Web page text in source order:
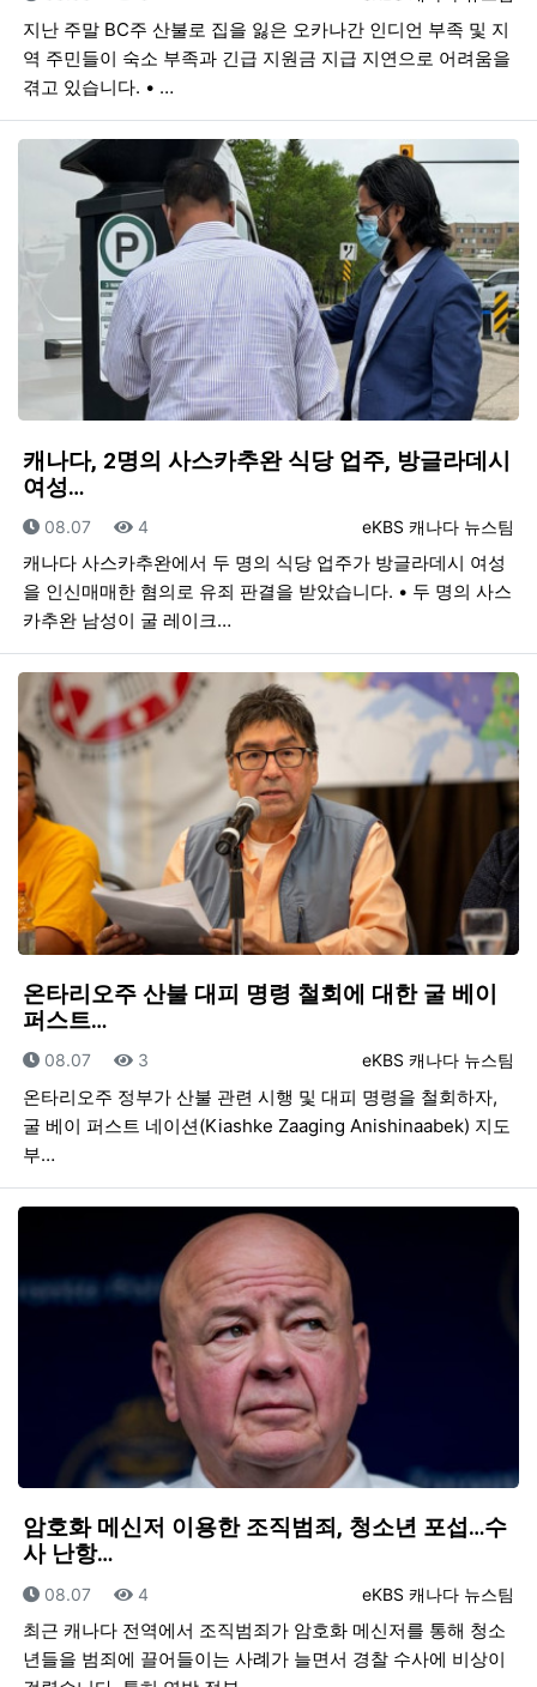
지난 주말 BC주 산불로 집을 잃은 오카나간 인디언 부족 및 지
역 주민들이 숙소 부족과 긴급 지원금 지급 지연으로 어려움을
겪고 있습니다. • …
캐나다, 2명의 사스카추완 식당 업주, 방글라데시
여성…
등록자
eKBS 캐나다 뉴스팀
등록일
08.07 조회
4
캐나다 사스카추완에서 두 명의 식당 업주가 방글라데시 여성
을 인신매매한 혐의로 유죄 판결을 받았습니다. • 두 명의 사스
카추완 남성이 굴 레이크…
온타리오주 산불 대피 명령 철회에 대한 굴 베이
퍼스트…
등록자
eKBS 캐나다 뉴스팀
등록일
08.07 조회
3
온타리오주 정부가 산불 관련 시행 및 대피 명령을 철회하자,
굴 베이 퍼스트 네이션(Kiashke Zaaging Anishinaabek) 지도
부…
암호화 메신저 이용한 조직범죄, 청소년 포섭…수
사 난항…
등록자
eKBS 캐나다 뉴스팀
등록일
08.07 조회
4
최근 캐나다 전역에서 조직범죄가 암호화 메신저를 통해 청소
년들을 범죄에 끌어들이는 사례가 늘면서 경찰 수사에 비상이